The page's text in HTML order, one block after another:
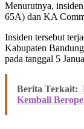
Menurutnya,
65A) dan KA
Insiden tersebut
Kabupaten
pada tanggal 5
Berita Terkait:
Kembali